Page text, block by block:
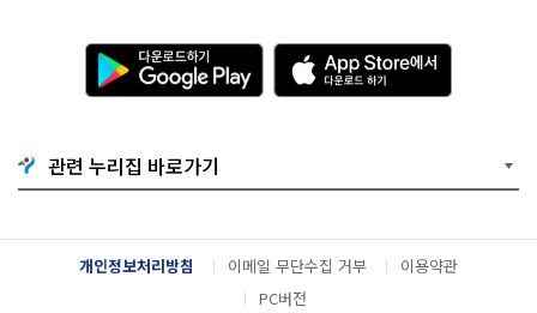
다
운
로
기
G
o
g
l
e
A
p
p
e
서
다
운
관련 누리집 바로가기
개인정보처리방침 이메일 무단수집 거부
이용약관
PC버전